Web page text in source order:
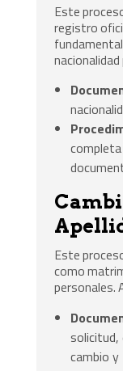
Este
registro
Este
como
personales.
solicitud,
cambio y